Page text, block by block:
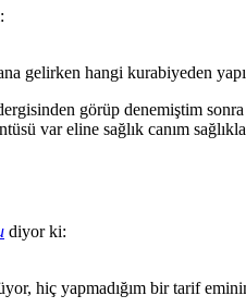
gelirken hangi kurabiyeden
görüp denemiştim
var eline sağlık canım
diyor ki:
hiç yapmadığım bir tarif